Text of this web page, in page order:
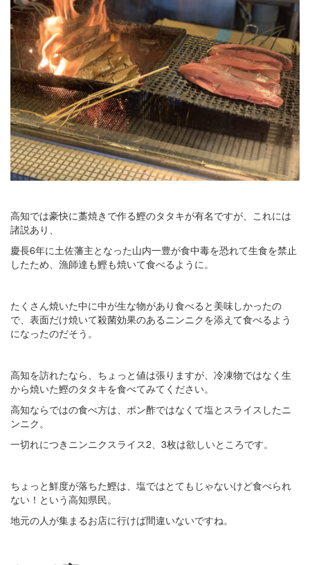
高知では豪快に藁焼きで作る鰹のタタキが有名ですが、これには
諸説あり、
慶長6年に土佐藩主となった山内一豊が食中毒を恐れて生食を禁止
したため、漁師達も鰹も焼いて食べるように。
たくさん焼いた中に中が生な物があり食べると美味しかったの
で、表面だけ焼いて殺菌効果のあるニンニクを添えて食べるよう
になったのだそう。
高知を訪れたなら、ちょっと値は張りますが、冷凍物ではなく生
から焼いた鰹のタタキを食べてみてください。
高知ならではの食べ方は、ポン酢ではなくて塩とスライスしたニ
ンニク。
一切れにつきニンニクスライス2、3枚は欲しいところです。
ちょっと鮮度が落ちた鰹は、塩ではとてもじゃないけど食べられ
ない！という高知県民。
地元の人が集まるお店に行けば間違いないですね。